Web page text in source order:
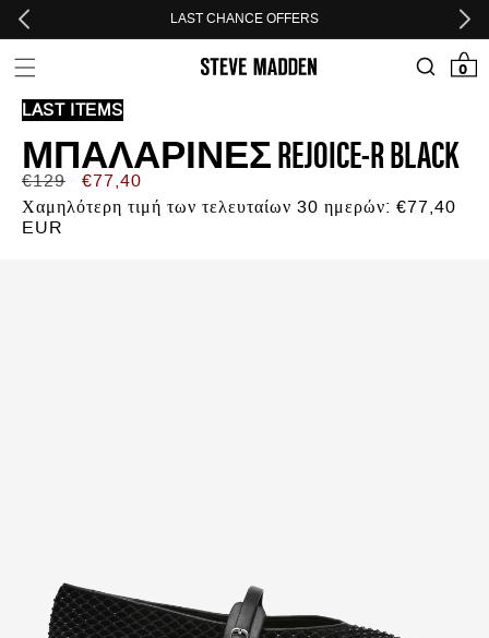
Skip to header
Skip to menu
Skip to content
Skip to footer LAST CHANCE OFFERS
0
0
LAST ITEMS
ΜΠΑΛΑΡΊΝΕΣ REJOICE-R BLACK
Κανονική
τιμή
€129
Τιμή
προσφοράς
€77,40
Χαμηλότερη τιμή των τελευταίων 30 ημερών: €77,40
EUR